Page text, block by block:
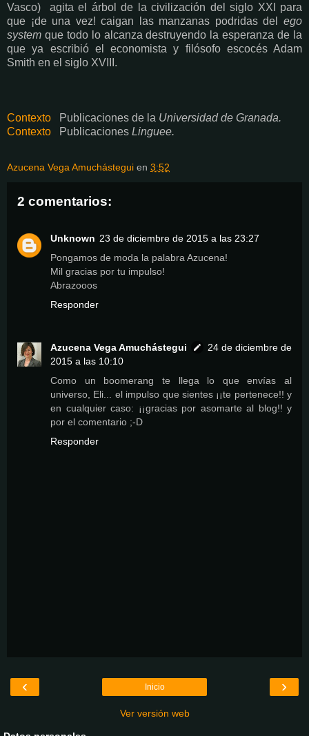
Vasco) agita el árbol de la civilización del siglo XXI para
que ¡de una vez! caigan las manzanas podridas del ego
system que todo lo alcanza destruyendo la esperanza de la
que ya escribió el economista y filósofo escocés Adam
Smith en el siglo XVIII.
Contexto Publicaciones de la Universidad de Granada.
Contexto Publicaciones Linguee.
Azucena Vega Amuchástegui en 3:52
2 comentarios:
Unknown 23 de diciembre de 2015 a las 23:27
Pongamos de moda la palabra Azucena!
Mil gracias por tu impulso!
Abrazooos
Responder
Azucena Vega Amuchástegui
24 de diciembre de
2015 a las 10:10
Como un boomerang te llega lo que envías al
universo, Eli... el impulso que sientes ¡¡te pertenece!! y
en cualquier caso: ¡¡gracias por asomarte al blog!! y
por el comentario ;-D
Responder
‹ ›
Inicio
Ver versión web